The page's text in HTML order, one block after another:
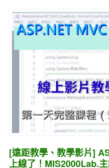
[遠距教學、教學影片]
上線了！MIS2000Lab.